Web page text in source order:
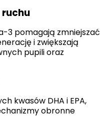
ruchu
3 pomagają zmniejszać
i zwiększają
pupili oraz
kwasów DHA i EPA,
obronne